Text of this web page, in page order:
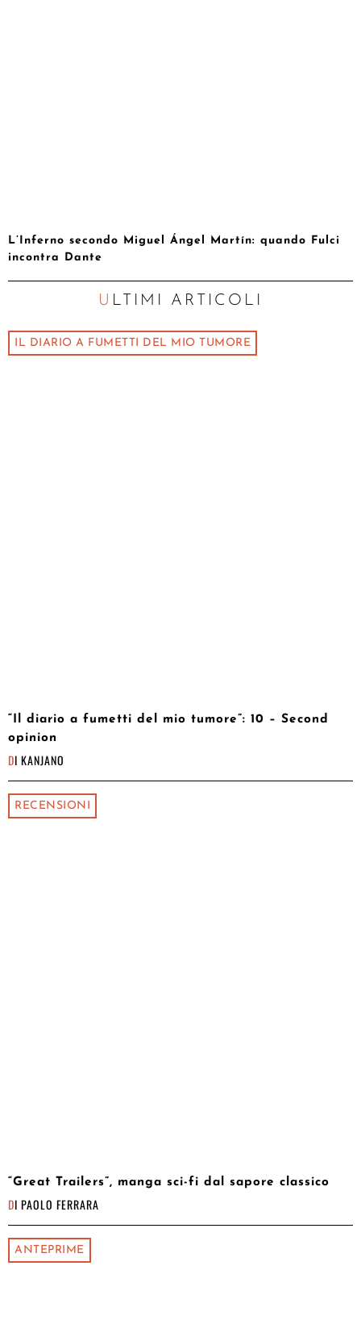
L’Inferno secondo Miguel Ángel Martín: quando Fulci
incontra Dante
ULTIMI ARTICOLI
IL DIARIO A FUMETTI DEL MIO TUMORE
“Il diario a fumetti del mio tumore”: 10 – Second
opinion
DI KANJANO
RECENSIONI
“Great Trailers”, manga sci-fi dal sapore classico
DI PAOLO FERRARA
ANTEPRIME